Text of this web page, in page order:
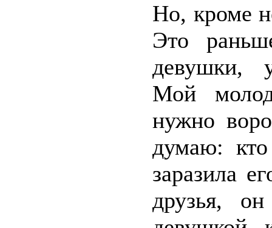
Но, кроме
Это
девушки,
Мой
нужно
думаю: кто
заразила
друзья,